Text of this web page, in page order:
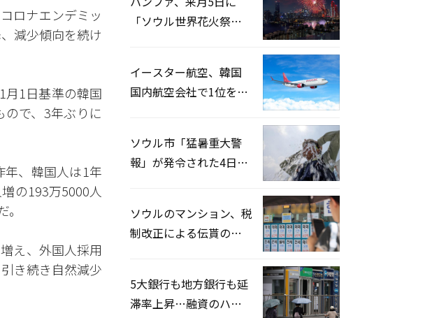
ロナエンデミッ
減少傾向を続け
月1日基準の韓国
で、3年ぶりに
、韓国人は1年
の193万5000人
え、外国人採用
き続き自然減少
「ソウル世界花火祭り
イースター航空、韓国
国内航空会社で1位を記
ソウル市「猛暑重大警
報」が発令された4日、
ソウルのマンション、税
制改正による伝貰の月
5大銀行も地方銀行も延
滞率上昇…融資のハー